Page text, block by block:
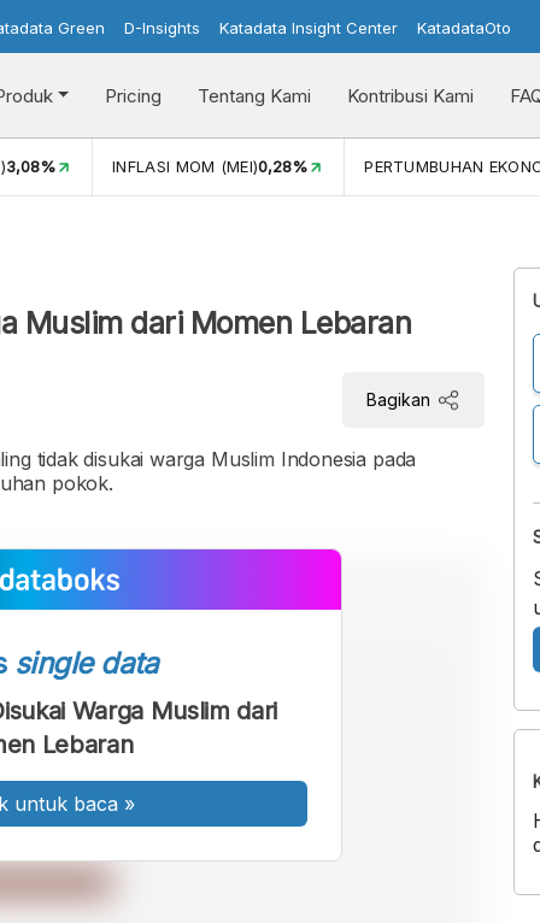
Green D-Insights Katadata Insight Center KatadataOto
Pricing Tentang Kami Kontribusi Kami
3,08% INFLASI MOM (MEI)0,28% PERTUMBUHAN
Muslim dari Momen Lebaran
Bagikan
tidak disukai warga Muslim Indonesia pada
pokok.
single data
Warga Muslim dari
Lebaran
untuk baca »